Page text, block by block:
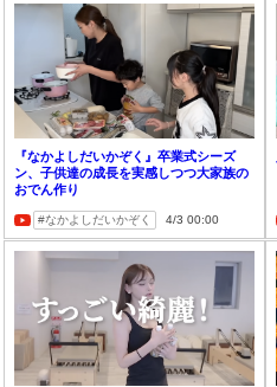
『なかよしだいかぞく』卒業式シーズ
ン、子供達の成長を実感しつつ大家族の
おでん作り
なかよしだいかぞく 4/3 00:00